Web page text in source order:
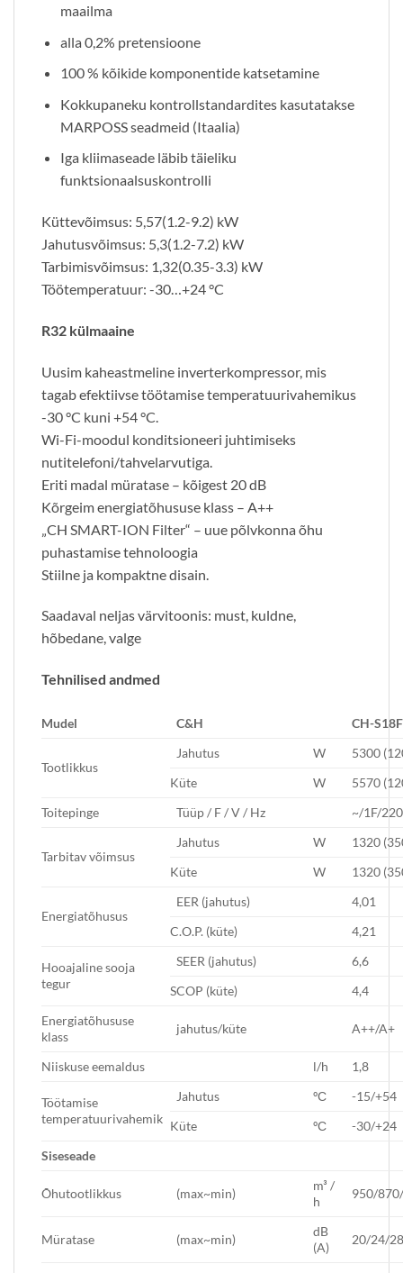
maailma
alla 0,2% pretensioone
100 % kõikide komponentide katsetamine
Kokkupaneku kontrollstandardites kasutatakse
MARPOSS seadmeid (Itaalia)
Iga kliimaseade läbib täieliku
funktsionaalsuskontrolli
Küttevõimsus: 5,57(1.2-9.2) kW
Jahutusvõimsus: 5,3(1.2-7.2) kW
Tarbimisvõimsus: 1,32(0.35-3.3) kW
Töötemperatuur: -30…+24 °C
R32 külmaaine
Uusim kaheastmeline inverterkompressor, mis
tagab efektiivse töötamise temperatuurivahemikus
-30 °C kuni +54 °C.
Wi-Fi-moodul konditsioneeri juhtimiseks
nutitelefoni/tahvelarvutiga.
Eriti madal müratase – kõigest 20 dB
Kõrgeim energiatõhususe klass – A++
„CH SMART-ION Filter“ – uue põlvkonna õhu
puhastamise tehnoloogia
Stiilne ja kompaktne disain.
Saadaval neljas värvitoonis: must, kuldne,
hõbedane, valge
Tehnilised andmed
Mudel C&H CH-
Tootlikkus
Jahutus W
5300
Küte
W
5570
Toitepinge
Tüüp / F / V / Hz ~/1F/
Tarbitav võimsus
Jahutus W
1320
Küte
W 1320
Energiatõhusus
EER (jahutus)
4,01
C.O.P. (küte)
4,21
Hooajaline sooja
tegur
SEER (jahutus)
6,6
SCOP (küte)
4,4
Energiatõhususe
klass
jahutus/küte A++/A+
Niiskuse eemaldus l/h 1,8
Töötamise
temperatuurivahemik
Jahutus ºС
-15/+54
Küte
ºС
-30/+24
Siseseade
Õhutootlikkus (max~min)
m³ /
h
950/
Müratase (max~min)
dB
(A)
20/24/